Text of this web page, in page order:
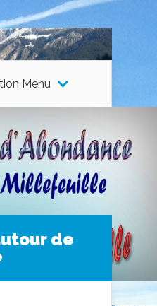
Menu
de